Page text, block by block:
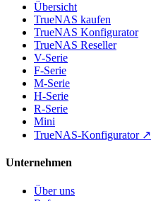
Übersicht
TrueNAS kaufen
TrueNAS Konfigurator
TrueNAS Reseller
V-Serie
F-Serie
M-Serie
H-Serie
R-Serie
Mini
TrueNAS-Konfigurator ↗
Unternehmen
Über uns